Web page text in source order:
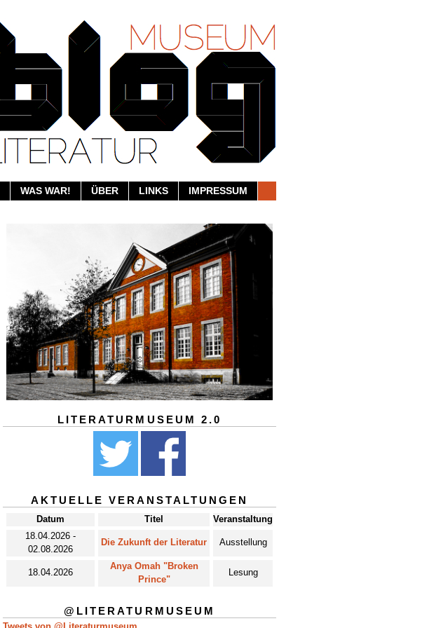
WAS WAR! ÜBER LINKS IMPRESSUM
LITERATURMUSEUM 2.0
AKTUELLE VERANSTALTUNGEN
Datum Titel
Veranstaltung
18.04.2026 -
02.08.2026
Die Zukunft der Literatur Ausstellung
18.04.2026
Anya Omah "Broken
Prince"
Lesung
@LITERATURMUSEUM